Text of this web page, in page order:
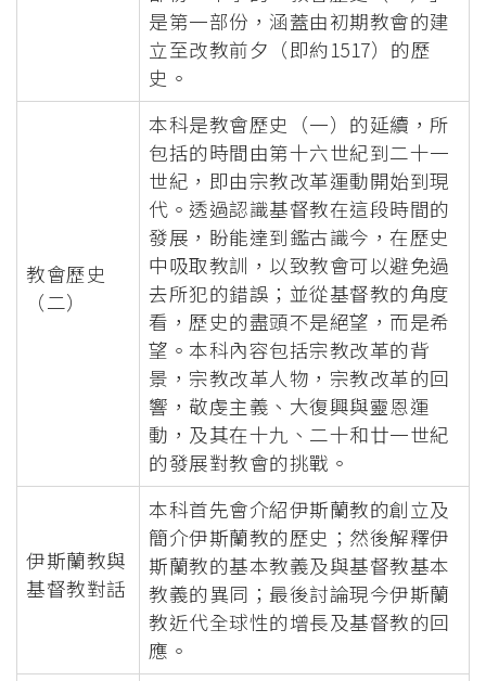
是第一部份，涵蓋由初期教會的建
立至改教前夕（即約1517）的歷
史。
教會歷史
（二）
本科是教會歷史（一）的延續，所
包括的時間由第十六世紀到二十一
世紀，即由宗教改革運動開始到現
代。透過認識基督教在這段時間的
發展，盼能達到鑑古識今，在歷史
中吸取教訓，以致教會可以避免過
去所犯的錯誤；並從基督教的角度
看，歷史的盡頭不是絕望，而是希
望。本科內容包括宗教改革的背
景，宗教改革人物，宗教改革的回
響，敬虔主義、大復興與靈恩運
動，及其在十九、二十和廿一世紀
的發展對教會的挑戰。
伊斯蘭教與
基督教對話
本科首先會介紹伊斯蘭教的創立及
簡介伊斯蘭教的歷史；然後解釋伊
斯蘭教的基本教義及與基督教基本
教義的異同；最後討論現今伊斯蘭
教近代全球性的增長及基督教的回
應。